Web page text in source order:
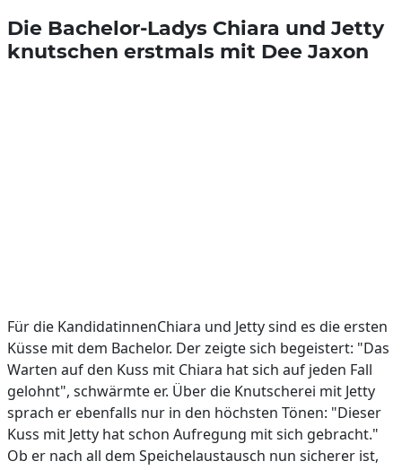
Die Bachelor-Ladys Chiara und Jetty
knutschen erstmals mit Dee Jaxon
Für die KandidatinnenChiara und Jetty sind es die ersten
Küsse mit dem Bachelor. Der zeigte sich begeistert: "Das
Warten auf den Kuss mit Chiara hat sich auf jeden Fall
gelohnt", schwärmte er. Über die Knutscherei mit Jetty
sprach er ebenfalls nur in den höchsten Tönen: "Dieser
Kuss mit Jetty hat schon Aufregung mit sich gebracht."
Ob er nach all dem Speichelaustausch nun sicherer ist,